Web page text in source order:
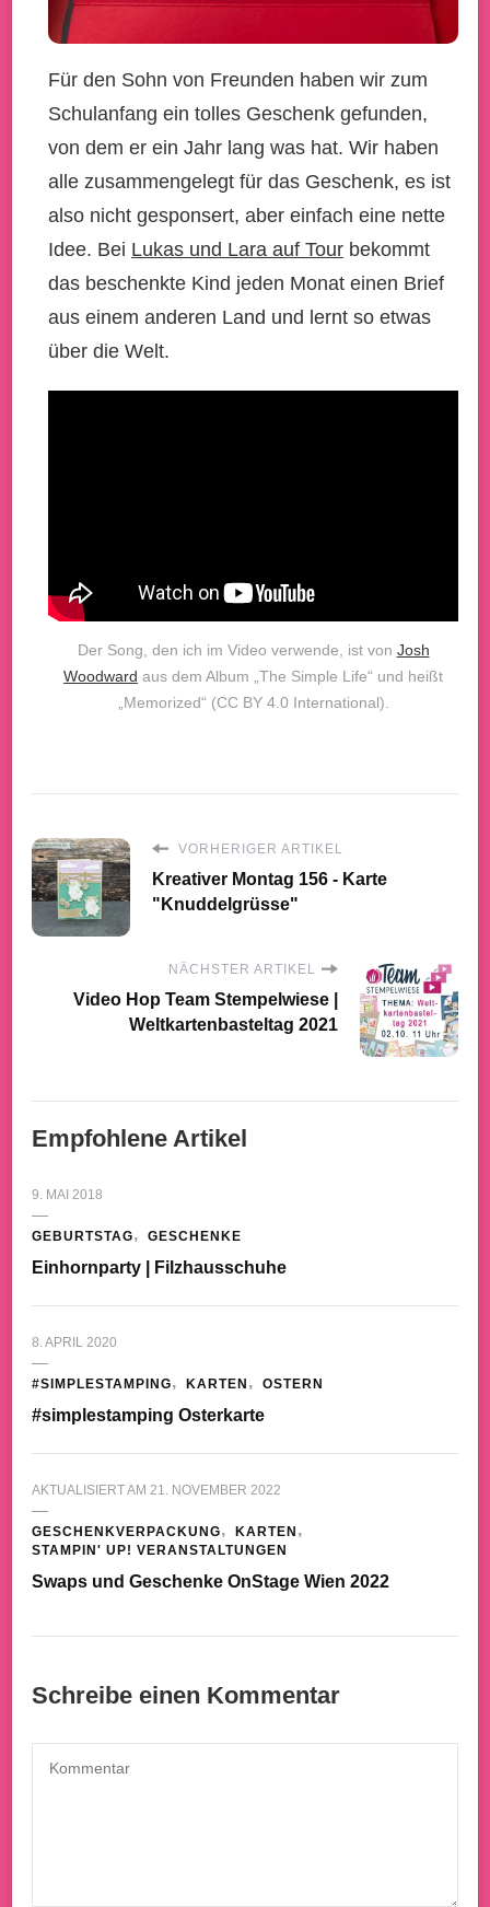
Für den Sohn von Freunden haben wir zum
Schulanfang ein tolles Geschenk gefunden,
von dem er ein Jahr lang was hat. Wir haben
alle zusammengelegt für das Geschenk, es ist
also nicht gesponsert, aber einfach eine nette
Idee. Bei Lukas und Lara auf Tour bekommt
das beschenkte Kind jeden Monat einen Brief
aus einem anderen Land und lernt so etwas
über die Welt.
Der Song, den ich im Video verwende, ist von Josh
Woodward aus dem Album „The Simple Life“ und heißt
„Memorized“ (CC BY 4.0 International).
VORHERIGER ARTIKEL
Kreativer Montag 156 - Karte
"Knuddelgrüsse"
NÄCHSTER ARTIKEL
Video Hop Team Stempelwiese |
Weltkartenbasteltag 2021
Empfohlene Artikel
9. MAI 2018
GEBURTSTAG GESCHENKE
Einhornparty | Filzhausschuhe
8. APRIL 2020
#SIMPLESTAMPING KARTEN OSTERN
#simplestamping Osterkarte
AKTUALISIERT AM 21. NOVEMBER 2022
GESCHENKVERPACKUNG
KARTEN
STAMPIN' UP! VERANSTALTUNGEN
Swaps und Geschenke OnStage Wien 2022
Schreibe einen Kommentar